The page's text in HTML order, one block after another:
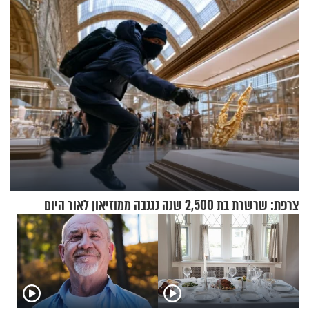
בריאיון מעורר השראה
צרפת: שרשרת בת 2,500 שנה נגנבה ממוזיאון לאור היום